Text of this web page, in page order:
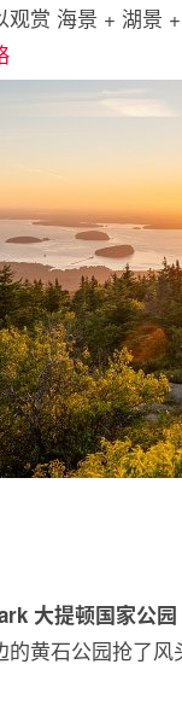
观赏 海景 + 湖景
大提顿国家公园
的黄石公园抢了风